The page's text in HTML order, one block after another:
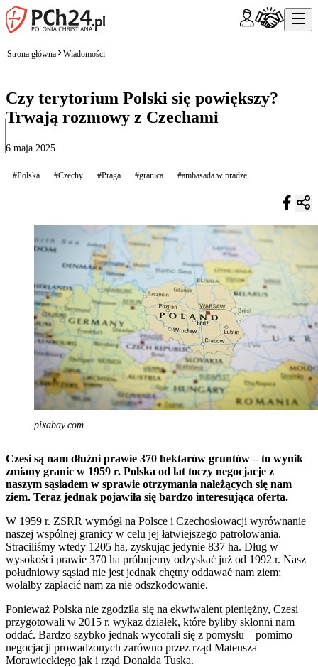
Strona główna Wiadomości
Czy terytorium Polski się powiększy?
Trwają rozmowy z Czechami
6 maja 2025
#Polska #Czechy #Praga #granica #ambasada w pradze
pixabay.com
Czesi są nam dłużni prawie 370 hektarów gruntów – to wynik
zmiany granic w 1959 r. Polska od lat toczy negocjacje z
naszym sąsiadem w sprawie otrzymania należących się nam
ziem. Teraz jednak pojawiła się bardzo interesująca oferta.
W 1959 r. ZSRR wymógł na Polsce i Czechosłowacji wyrównanie
naszej wspólnej granicy w celu jej łatwiejszego patrolowania.
Straciliśmy wtedy 1205 ha, zyskując jedynie 837 ha. Dług w
wysokości prawie 370 ha próbujemy odzyskać już od 1992 r. Nasz
południowy sąsiad nie jest jednak chętny oddawać nam ziem;
wolałby zapłacić nam za nie odszkodowanie.
Ponieważ Polska nie zgodziła się na ekwiwalent pieniężny, Czesi
przygotowali w 2015 r. wykaz działek, które byliby skłonni nam
oddać. Bardzo szybko jednak wycofali się z pomysłu – pomimo
negocjacji prowadzonych zarówno przez rząd Mateusza
Morawieckiego jak i rząd Donalda Tuska.